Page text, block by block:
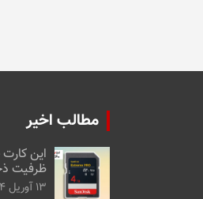
مطالب اخیر
ظرفیت
13 آوریل 2024